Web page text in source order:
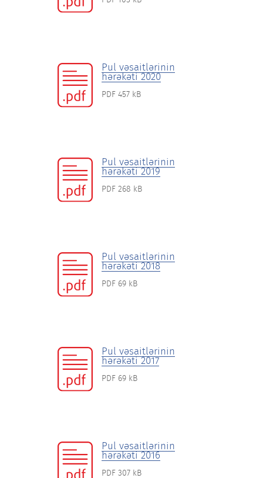
Pul vəsaitlərinin
hərəkəti 2020
PDF 457 kB
Pul vəsaitlərinin
hərəkəti 2019
PDF 268 kB
Pul vəsaitlərinin
hərəkəti 2018
PDF 69 kB
Pul vəsaitlərinin
hərəkəti 2017
PDF 69 kB
Pul vəsaitlərinin
hərəkəti 2016
PDF 307 kB